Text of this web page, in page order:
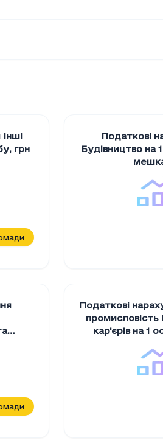
Iншi
, грн
Податкові
Будiвництво на
на
Податкові
промисловiсть
кар'єрiв на 1